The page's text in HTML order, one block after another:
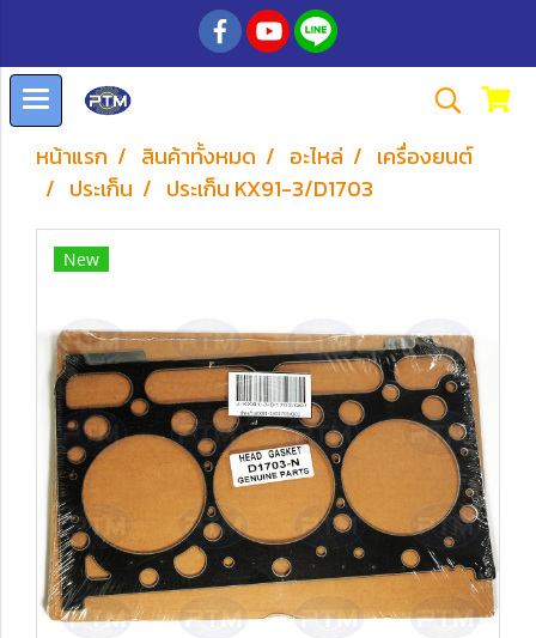
หน้าแรก สินค้าทั้งหมด อะไหล่
เครื่องยนต์
ประเก็น
ประเก็น KX91-3/D1703
New